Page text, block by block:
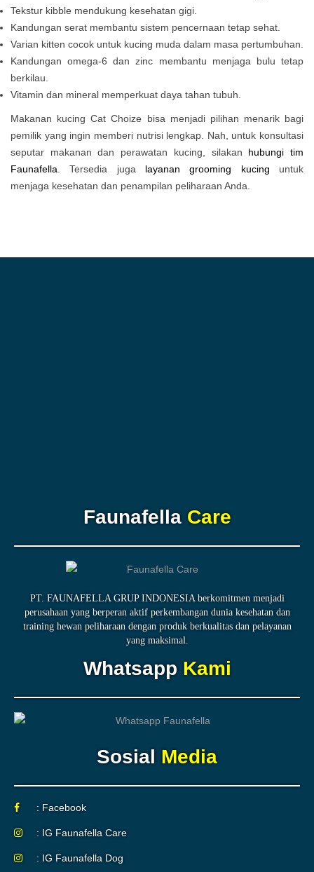
Tekstur kibble mendukung kesehatan gigi.
Kandungan serat membantu sistem pencernaan tetap sehat.
Varian kitten cocok untuk kucing muda dalam masa pertumbuhan.
Kandungan omega-6 dan zinc membantu menjaga bulu tetap
berkilau.
Vitamin dan mineral memperkuat daya tahan tubuh.
Makanan kucing Cat Choize bisa menjadi pilihan menarik bagi
pemilik yang ingin memberi nutrisi lengkap. Nah, untuk konsultasi
seputar makanan dan perawatan kucing, silakan hubungi tim
Faunafella . Tersedia juga layanan grooming kucing untuk
menjaga kesehatan dan penampilan peliharaan Anda.
FaunafellaCare
PT. FAUNAFELLA GRUP INDONESIA berkomitmen menjadi
perusahaan yang berperan aktif perkembangan dunia kesehatan dan
training hewan peliharaan dengan produk berkualitas dan pelayanan
yang maksimal.
WhatsappKami
Sosial Media
: Facebook
: IG Faunafella Care
: IG Faunafella Dog